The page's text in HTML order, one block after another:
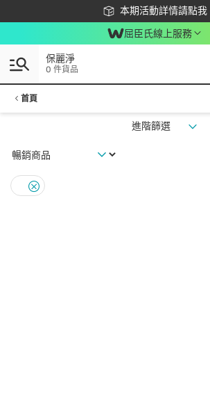
本期活動詳情請點我
下載app最高回饋$350
屈臣氏線上服務
保麗淨
0 件貨品
首頁
進階篩選